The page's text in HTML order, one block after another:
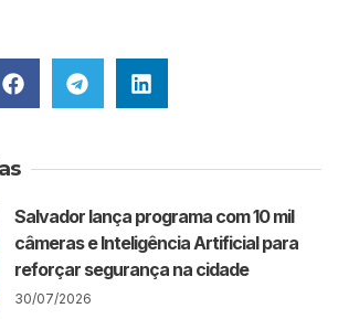
Salvador lança programa com 10 mil
câmeras e Inteligência Artificial para
reforçar segurança na cidade
30/07/2026